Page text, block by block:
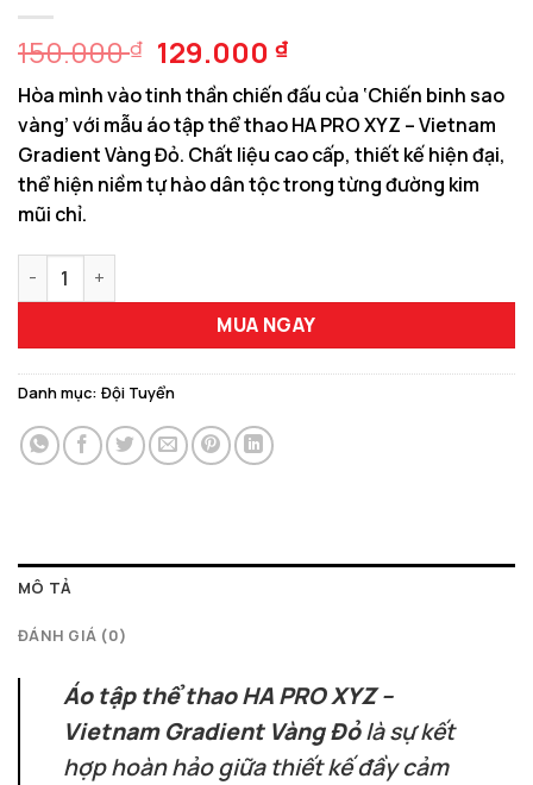
150.000₫ Giá
gốc
là:
150.000 ₫.
129.000₫Giá
hiện
tại
là:
129.000 ₫.
Hòa mình vào tinh thần chiến đấu của ‘Chiến binh sao
vàng’ với mẫu áo tập thể thao HA PRO XYZ – Vietnam
Gradient Vàng Đỏ. Chất liệu cao cấp, thiết kế hiện đại,
thể hiện niềm tự hào dân tộc trong từng đường kim
mũi chỉ.
Áo Tập Thể Thao HA PRO XYZ – Phiên Bản Vietnam Gradient
MUA NGAY
Danh mục: Đội Tuyển
MÔ TẢ
ĐÁNH GIÁ (0)
Áo tập thể thao HA PRO XYZ –
Vietnam Gradient Vàng Đỏlà sự kết
hợp hoàn hảo giữa thiết kế đầy cảm